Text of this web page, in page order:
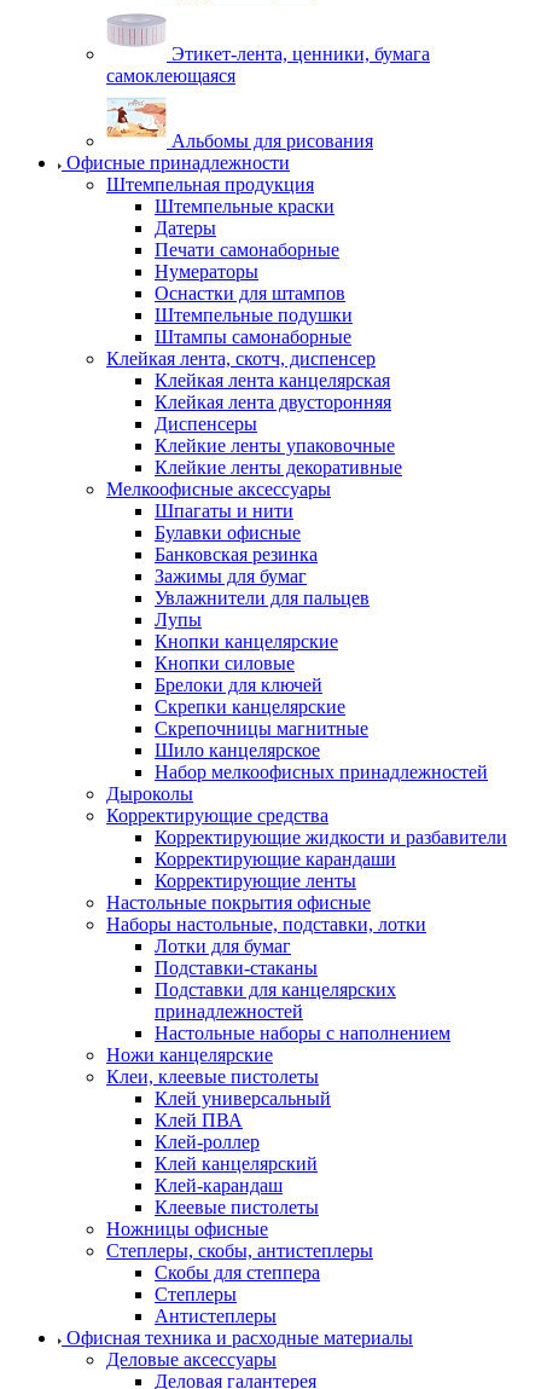
Этикет-лента, ценники, бумага
самоклеющаяся
Альбомы для рисования
Офисные принадлежности
Штемпельная продукция
Штемпельные краски
Датеры
Печати самонаборные
Нумераторы
Оснастки для штампов
Штемпельные подушки
Штампы самонаборные
Клейкая лента, скотч, диспенсер
Клейкая лента канцелярская
Клейкая лента двусторонняя
Диспенсеры
Клейкие ленты упаковочные
Клейкие ленты декоративные
Мелкоофисные аксессуары
Шпагаты и нити
Булавки офисные
Банковская резинка
Зажимы для бумаг
Увлажнители для пальцев
Лупы
Кнопки канцелярские
Кнопки силовые
Брелоки для ключей
Скрепки канцелярские
Скрепочницы магнитные
Шило канцелярское
Набор мелкоофисных принадлежностей
Дыроколы
Корректирующие средства
Корректирующие жидкости и разбавители
Корректирующие карандаши
Корректирующие ленты
Настольные покрытия офисные
Наборы настольные, подставки, лотки
Лотки для бумаг
Подставки-стаканы
Подставки для канцелярских
принадлежностей
Настольные наборы с наполнением
Ножи канцелярские
Клеи, клеевые пистолеты
Клей универсальный
Клей ПВА
Клей-роллер
Клей канцелярский
Клей-карандаш
Клеевые пистолеты
Ножницы офисные
Степлеры, скобы, антистеплеры
Скобы для степпера
Степлеры
Антистеплеры
Офисная техника и расходные материалы
Деловые аксессуары
Деловая галантерея